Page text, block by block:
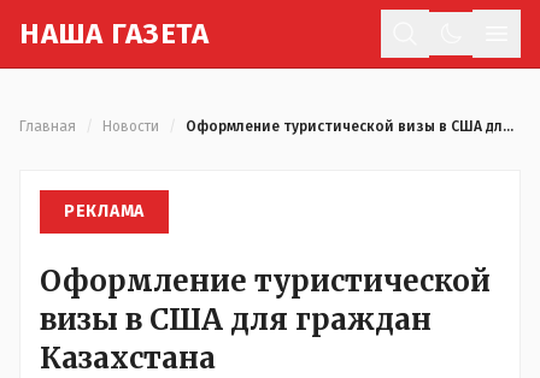
НАША ГАЗЕТА
Главная Новости Оформление туристической визы в США для граждан Казахстана
РЕКЛАМА
Оформление туристической
визы в США для граждан
Казахстана